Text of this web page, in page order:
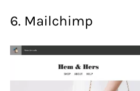
6. Mailchimp